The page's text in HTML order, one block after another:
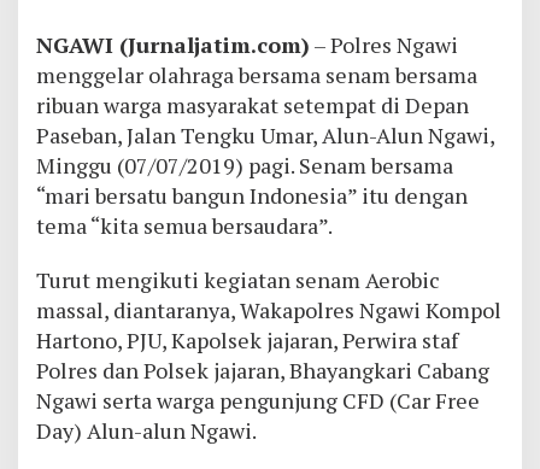
NGAWI (Jurnaljatim.com) – Polres Ngawi
menggelar olahraga bersama senam bersama
ribuan warga masyarakat setempat di Depan
Paseban, Jalan Tengku Umar, Alun-Alun Ngawi,
Minggu (07/07/2019) pagi. Senam bersama
“mari bersatu bangun Indonesia” itu dengan
tema “kita semua bersaudara”.
Turut mengikuti kegiatan senam Aerobic
massal, diantaranya, Wakapolres Ngawi Kompol
Hartono, PJU, Kapolsek jajaran, Perwira staf
Polres dan Polsek jajaran, Bhayangkari Cabang
Ngawi serta warga pengunjung CFD (Car Free
Day) Alun-alun Ngawi.